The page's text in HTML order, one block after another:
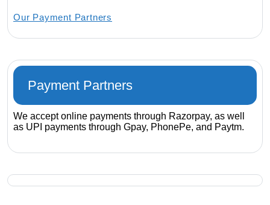
Our Payment Partners
Payment Partners
We accept online payments through Razorpay, as well
as UPI payments through Gpay, PhonePe, and Paytm.